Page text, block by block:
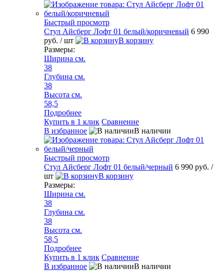
Быстрый просмотр
Стул Айсберг Лофт 01 белый/коричневый 6 990
руб. / шт
В корзину
Размеры:
Ширина см.
38
Глубина см.
38
Высота см.
58,5
Подробнее
Купить в 1 клик Сравнение
В избранное
В наличии
Быстрый просмотр
Стул Айсберг Лофт 01 белый/черный 6 990 руб. /
шт
В корзину
Размеры:
Ширина см.
38
Глубина см.
38
Высота см.
58,5
Подробнее
Купить в 1 клик Сравнение
В избранное
В наличии